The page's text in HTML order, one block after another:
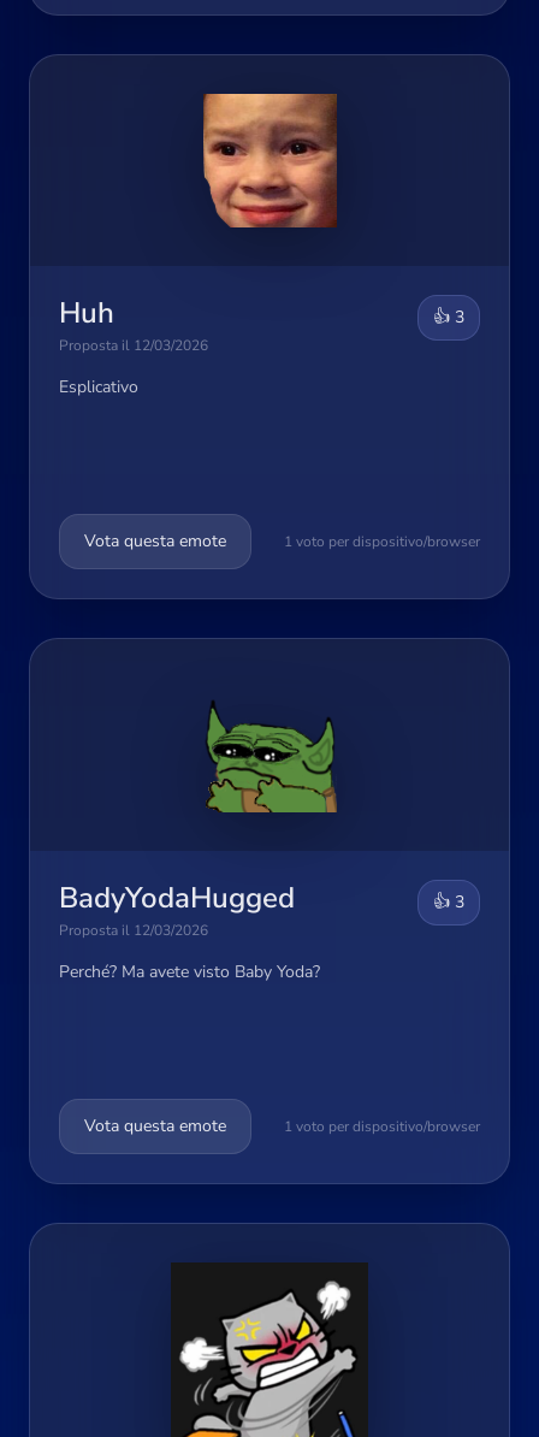
Huh
Proposta il 12/03/2026
👍 3
Esplicativo
Vota questa emote 1 voto per dispositivo/browser
BadyYodaHugged
Proposta il 12/03/2026
👍 3
Perché? Ma avete visto Baby Yoda?
Vota questa emote 1 voto per dispositivo/browser